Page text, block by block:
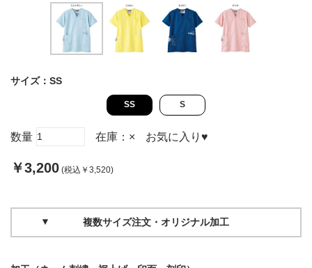
サイズ： SS
SS S
数量 在庫： × お気に入り ♥
￥3,200 (税込￥3,520)
複数サイズ注文・オリジナル加工